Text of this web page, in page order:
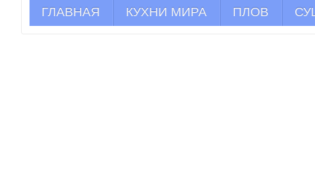
ГЛАВНАЯ КУХНИ МИРА ПЛОВ